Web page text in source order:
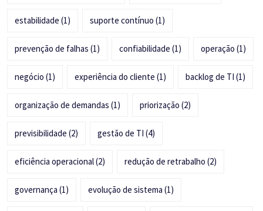
estabilidade (1) suporte contínuo (1)
prevenção de falhas (1) confiabilidade (1) operação (1)
negócio (1) experiência do cliente (1) backlog de TI (1)
organização de demandas (1) priorização (2)
previsibilidade (2) gestão de TI (4)
eficiência operacional(2) redução de retrabalho (2)
governança (1) evolução de sistema (1)